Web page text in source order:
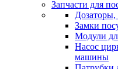
Запчасти для
Дозаторы,
Замки
Модули
Насос
машины